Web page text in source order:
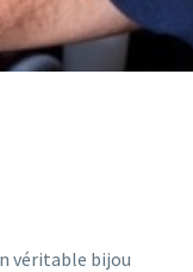
véritable bijou